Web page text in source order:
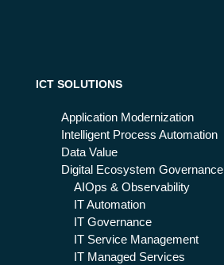
ICT SOLUTIONS
Application Modernization
Intelligent Process Automation
Data Value
Digital Ecosystem Governance
AIOps & Observability
IT Automation
IT Governance
IT Service Management
IT Managed Services